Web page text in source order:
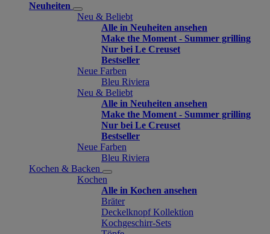
Neuheiten
Neu & Beliebt
Alle in Neuheiten ansehen
Make the Moment - Summer grilling
Nur bei Le Creuset
Bestseller
Neue Farben
Bleu Riviera
Neu & Beliebt
Alle in Neuheiten ansehen
Make the Moment - Summer grilling
Nur bei Le Creuset
Bestseller
Neue Farben
Bleu Riviera
Kochen & Backen
Kochen
Alle in Kochen ansehen
Bräter
Deckelknopf Kollektion
Kochgeschirr-Sets